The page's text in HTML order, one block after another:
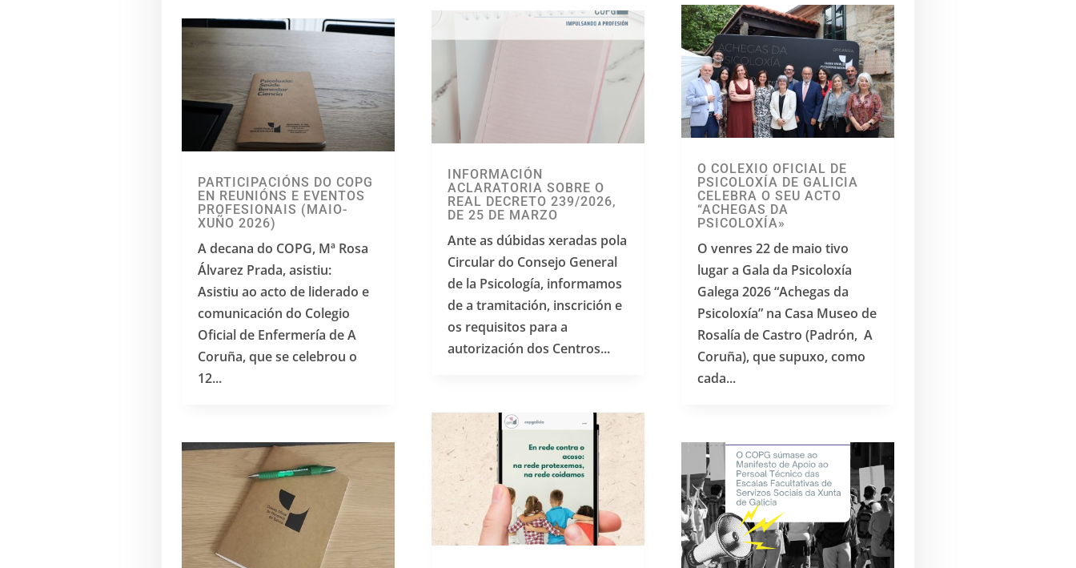
PARTICIPACIÓNS DO COPG
EN REUNIÓNS E EVENTOS
PROFESIONAIS (MAIO-
XUÑO 2026)
A decana do COPG, Mª Rosa
Álvarez Prada, asistiu:
Asistiu ao acto de liderado e
comunicación do Colegio
Oficial de Enfermería de A
Coruña, que se celebrou o
12...
INFORMACIÓN
ACLARATORIA SOBRE O
REAL DECRETO 239/2026,
DE 25 DE MARZO
Ante as dúbidas xeradas pola
Circular do Consejo General
de la Psicología, informamos
de a tramitación, inscrición e
os requisitos para a
autorización dos Centros...
O COLEXIO OFICIAL DE
PSICOLOXÍA DE GALICIA
CELEBRA O SEU ACTO
“ACHEGAS DA
PSICOLOXÍA»
O venres 22 de maio tivo
lugar a Gala da Psicoloxía
Galega 2026 “Achegas da
Psicoloxía” na Casa Museo de
Rosalía de Castro (Padrón, A
Coruña), que supuxo, como
cada...